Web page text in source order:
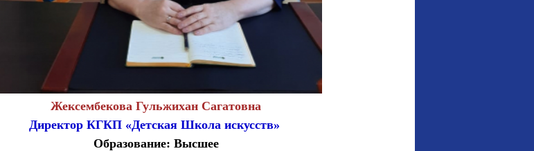
Жексембекова Гульжихан Сагатовна
Директор КГКП «Детская Школа искусств»
Образование: Высшее